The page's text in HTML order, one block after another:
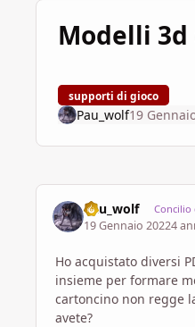
Modelli
supporti di gioco
Pau_wolf19
Pau_wolf Concilio
19 Gennaio 20224
Ho acquistato diversi
insieme per formare
cartoncino non regge
avete?